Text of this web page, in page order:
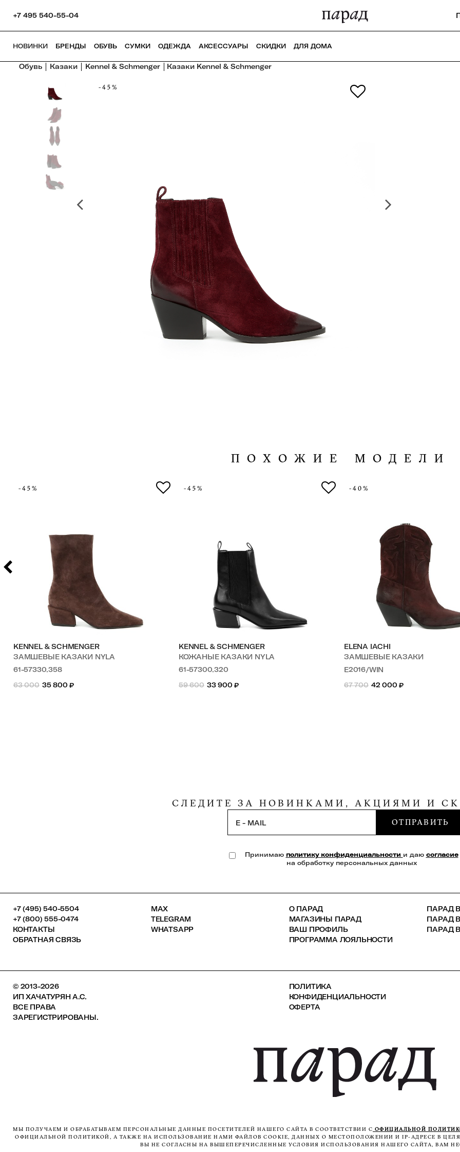
+7 495 540-55-04
НОВИНКИ БРЕНДЫ ОБУВЬ СУМКИ ОДЕЖДА АКСЕССУАРЫ СКИДКИ ДЛЯ ДОМА
Обувь Казаки Kennel & Schmenger Казаки Kennel & Schmenger
-45%
ПОХОЖИЕ МОДЕЛИ
-45%
KENNEL & SCHMENGER
ЗАМШЕВЫЕ КАЗАКИ NYLA
61-57330.358
63 000
35 800 ₽
-45%
KENNEL & SCHMENGER
КОЖАНЫЕ КАЗАКИ NYLA
61-57300.320
59 600
33 900 ₽
-40%
ELENA IACHI
ЗАМШЕВЫЕ КАЗАКИ
E2016/WIN
67 700
42 000 ₽
СЛЕДИТЕ ЗА НОВИНКАМИ, АКЦИЯМИ И
E - MAIL ОТПРАВИТЬ
Принимаю политику конфиденциальности и даю согласие
на обработку персональных данных
+7 (495) 540-5504
+7 (800) 555-0474
КОНТАКТЫ
ОБРАТНАЯ СВЯЗЬ
MAX
TELEGRAM
WHATSAPP
О ПАРАД
МАГАЗИНЫ ПАРАД
ВАШ ПРОФИЛЬ
ПРОГРАММА ЛОЯЛЬНОСТИ
ПАРАД
ПАРАД В
ПАРАД В
© 2013-2026
ИП ХАЧАТУРЯН А.С.
ВСЕ ПРАВА
ЗАРЕГИСТРИРОВАНЫ.
ПОЛИТИКА
КОНФИДЕНЦИАЛЬНОСТИ
ОФЕРТА
МЫ ПОЛУЧАЕМ И ОБРАБАТЫВАЕМ ПЕРСОНАЛЬНЫЕ ДАННЫЕ ПОСЕТИТЕЛЕЙ НАШЕГО САЙТА В СООТВЕТСТВИИ С ОФИЦИАЛЬНОЙ
ОФИЦИАЛЬНОЙ ПОЛИТИКОЙ, А ТАКЖЕ НА ИСПОЛЬЗОВАНИЕ НАМИ ФАЙЛОВ COOKIE, ДАННЫХ О МЕСТОПОЛОЖЕНИИ И IP-АДРЕСЕ В
ВЫ НЕ СОГЛАСНЫ НА ВЫШЕПЕРЕЧИСЛЕННЫЕ УСЛОВИЯ ИСПОЛЬЗОВАНИЯ НАШЕГО САЙТА, ВАМ